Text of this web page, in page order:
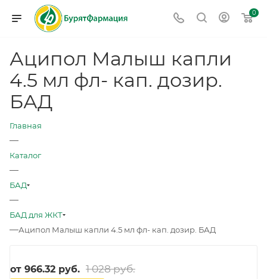
0
Аципол Малыш капли
4.5 мл фл- кап. дозир.
БАД
Главная
—
Каталог
—
БАД
—
БАД для ЖКТ
—Аципол Малыш капли 4.5 мл фл- кап. дозир. БАД
от 966.32 руб. 1 028 руб.